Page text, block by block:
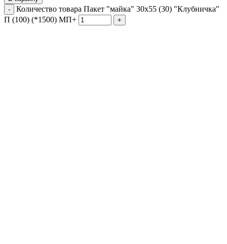
Количество товара Пакет "майка" 30х55 (30) "Клубничка"
П (100) (*1500) МП+